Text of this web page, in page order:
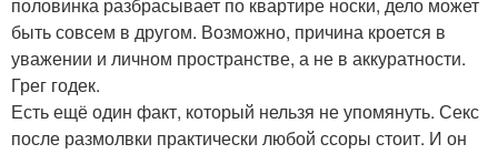
быть совсем в другом. Возможно, причина кроется в
уважении и личном пространстве, а не в аккуратности.
Грег годек.
Есть ещё один факт, который нельзя не упомянуть. Секс
после размолвки практически любой ссоры стоит. И он